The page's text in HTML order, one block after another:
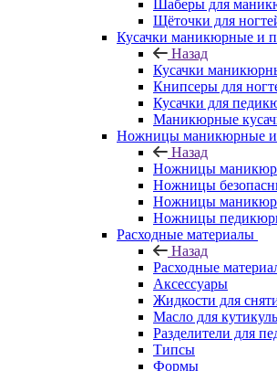
Шаберы для
Щёточки для
Кусачки маникюрные и
Назад
Кусачки
Книпсеры для
Кусачки для
Маникюрные
Ножницы маникюрные
Назад
Ножницы
Ножницы
Ножницы
Ножницы
Расходные материалы
Назад
Расходные
Аксессуары
Жидкости для
Масло для
Разделители для
Типсы
Формы